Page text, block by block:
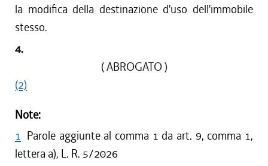
la modifica della destinazione d'uso dell'immobile
stesso.
4.
( ABROGATO )
(2)
Note:
1 Parole aggiunte al comma 1 da art. 9, comma 1,
lettera a), L. R. 5/2026